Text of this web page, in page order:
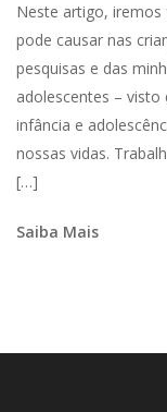
Neste artigo,
pode causar nas
pesquisas e das
adolescentes –
infância e
nossas vidas.
[…]
Saiba Mais